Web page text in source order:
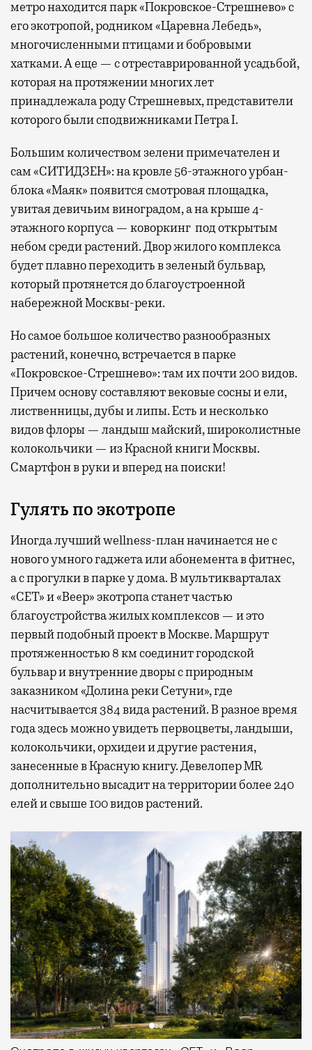
метро находится парк «Покровское-Стрешнево» с
его экотропой, родником «Царевна Лебедь»,
многочисленными птицами и бобровыми
хатками. А еще — с отреставрированной усадьбой,
которая на протяжении многих лет
принадлежала роду Стрешневых, представители
которого были сподвижниками Петра I.
Большим количеством зелени примечателен и
сам «СИТИДЗЕН»: на кровле 56-этажного урбан-
блока «Маяк» появится смотровая площадка,
увитая девичьим виноградом, а на крыше 4-
этажного корпуса — коворкинг под открытым
небом среди растений. Двор жилого комплекса
будет плавно переходить в зеленый бульвар,
который протянется до благоустроенной
набережной Москвы-реки.
Но самое большое количество разнообразных
растений, конечно, встречается в парке
«Покровское-Стрешнево»: там ихпочти 200 видов.
Причем основу составляют вековые сосны и ели,
лиственницы, дубы и липы. Есть и несколько
видов флоры — ландыш майский, широколистные
колокольчики — из Красной книги Москвы.
Смартфон в руки и вперед на поиски!
Гулять по экотропе
Иногда лучший wellness-план начинается не с
нового умного гаджета или абонемента в фитнес,
а с прогулки в парке у дома. В мультикварталах
«СЕТ» и «Веер» экотропа станет частью
благоустройства жилых комплексов — и это
первый подобный проект в Москве. Маршрут
протяженностью 8 км соединит городской
бульвар и внутренние дворы с природным
заказником «Долина реки Сетуни», где
насчитывается 384 вида растений. В разное время
года здесь можно увидеть первоцветы, ландыши,
колокольчики, орхидеи и другие растения,
занесенные в Красную книгу. Девелопер MR
дополнительно высадит на территории более 240
елей и свыше 100 видов растений.